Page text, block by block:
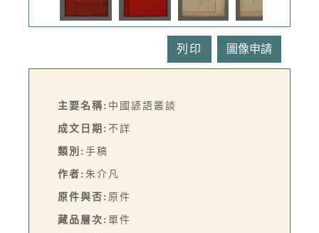
列印
主要名稱: 中國諺語叢談
成文日期: 不詳
類別: 手稿
作者: 朱介凡
原件與否: 原件
藏品層次: 單件